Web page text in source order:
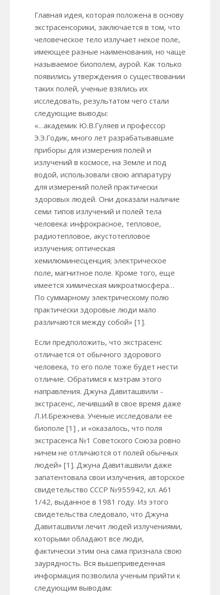
Главная идея, которая положена в основу
экстрасенсорики, заключается в том, что
человеческое тело излучает некое поле,
имеющее разные наименования, но чаще
называемое биополем, аурой. Как только
появились утверждения о существовании
таких полей, ученые взялись их
исследовать, результатом чего стали
следующие выводы:
«…академик Ю.В.Гуляев и профессор
Э.Э.Годик, много лет разрабатывавшие
приборы для измерения полей и
излучений в космосе, на Земле и под
водой, использовали свою аппаратуру
для измерений полей практически
здоровых людей. Они доказали наличие
семи типов излучений и полей тела
человека: инфрокрасное, тепловое,
радиотепловое, акустотепловое
излучения; оптическая
хемилюминесценция; электрическое
поле, магнитное поле. Кроме того, еще
имеется химическая микроатмосфера…
По суммарному электрическому полю
практически здоровые люди мало
различаются между собой» [1].
Если предположить, что экстрасенс
отличается от обычного здорового
человека, то его поле тоже будет нести
отличие. Обратимся к мэтрам этого
направления. Джуна Давиташвили -
экстрасенс, лечивший в свое время даже
Л.И.Брежнева. Ученые исследовали ее
биополе [1] , и «оказалось, что поля
экстрасенса №1 Советского Союза ровно
ничем не отличаются от полей обычных
людей» [1]. Джуна Давиташвили даже
запатентовала свои излучения, авторское
свидетельство СССР №955942, кл. А61
1/42, выданное в 1981 году. Из этого
свидетельства следовало, что Джуна
Давиташвили лечит людей излучениями,
которыми обладают все люди,
фактически этим она сама признала свою
заурядность. Вся вышеприведенная
информация позволила ученым прийти к
следующим выводам: